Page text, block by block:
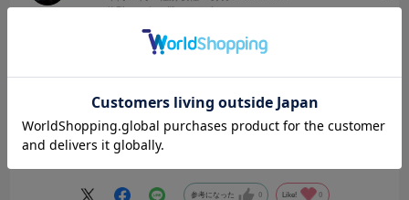
体型:ふつう 靴のサイズ:～23cm
参考になった 0 Like! 0